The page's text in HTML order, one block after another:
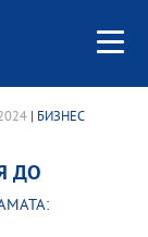
| БИЗНЕС
ДО